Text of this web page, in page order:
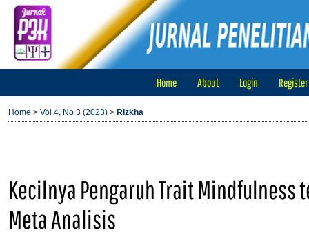
Home About Login Register
Home > Vol 4, No 3 (2023) > Rizkha
Kecilnya Pengaruh Trait Mindfulness
Meta Analisis